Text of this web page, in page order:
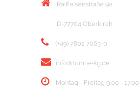
Raiffeisenstraße 9a
D-77704 Oberkirch
(+49) 7802 7063-0
info@hurrle-kg.de
Montag - Freitag 9.00 - 17.00